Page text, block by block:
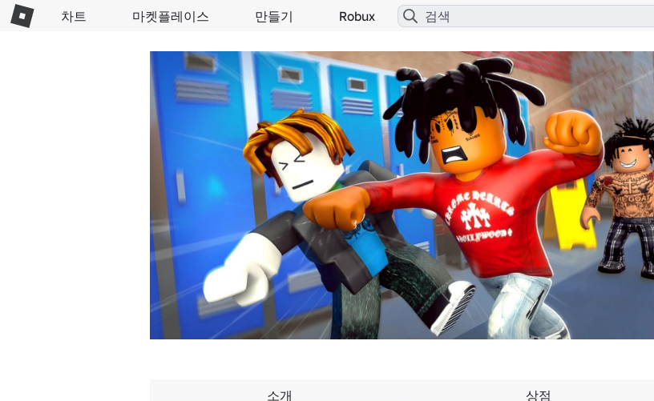
차트 마켓플레이스 만들기 Robux
소개 상점